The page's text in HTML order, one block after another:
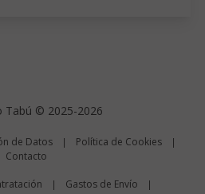
Tabú © 2025-2026
de Datos Política de Cookies
Contacto
Gastos de Envío